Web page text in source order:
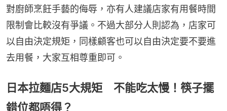
對廚師烹飪手藝的侮辱，亦有人建議店家有用餐時間
限制會比較沒有爭議。不過大部分人則認為，店家可
以自由決定規矩，同樣顧客也可以自由決定要不要進
去用餐，大家互相尊重即可。
日本拉麵店5大規矩 不能吃太慢！筷子擺
錯位都唔得？